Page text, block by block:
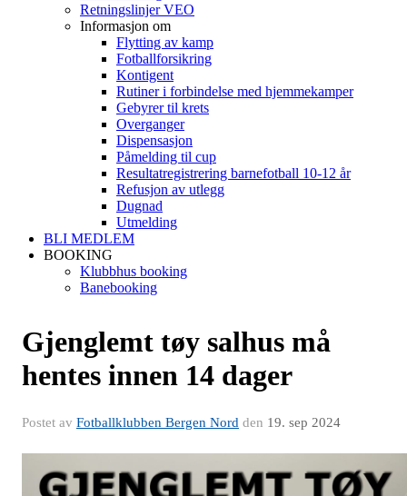
Retningslinjer VEO
Informasjon om
Flytting av kamp
Fotballforsikring
Kontigent
Rutiner i forbindelse med hjemmekamper
Gebyrer til krets
Overganger
Dispensasjon
Påmelding til cup
Resultatregistrering barnefotball 10-12 år
Refusjon av utlegg
Dugnad
Utmelding
BLI MEDLEM
BOOKING
Klubbhus booking
Banebooking
Gjenglemt tøy salhus må
hentes innen 14 dager
Postet av Fotballklubben Bergen Nord den 19. sep 2024